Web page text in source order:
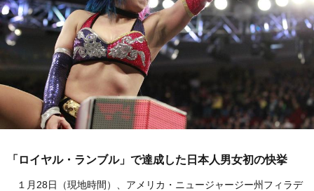
「ロイヤル・ランブル」で達成した日本人男女初の快挙
１月28日（現地時間）、アメリカ・ニュージャージー州フィラデ